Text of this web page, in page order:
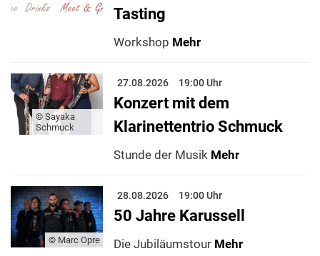
Tasting
Workshop Mehr
© Sayaka
Schmuck
27.08.2026 19:00 Uhr
Konzert mit dem
Klarinettentrio Schmuck
Stunde der Musik Mehr
© Marc Opre
28.08.2026 19:00 Uhr
50 Jahre Karussell
Die Jubiläumstour Mehr